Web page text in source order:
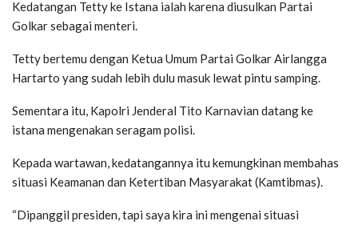
Kedatangan Tetty ke Istana ialah karena diusulkan Partai
Golkar sebagai menteri.
Tetty bertemu dengan Ketua Umum Partai Golkar Airlangga
Hartarto yang sudah lebih dulu masuk lewat pintu samping.
Sementara itu, Kapolri Jenderal Tito Karnavian datang ke
istana mengenakan seragam polisi.
Kepada wartawan, kedatangannya itu kemungkinan membahas
situasi Keamanan dan Ketertiban Masyarakat (Kamtibmas).
“Dipanggil presiden, tapi saya kira‎ ini mengenai situasi